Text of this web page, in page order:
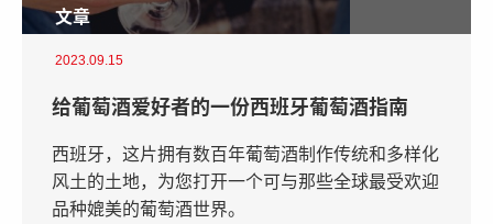
文章
2023.09.15
给葡萄酒爱好者的一份西班牙葡萄酒指南
西班牙，这片拥有数百年葡萄酒制作传统和多样化
风土的土地，为您打开一个可与那些全球最受欢迎
品种媲美的葡萄酒世界。